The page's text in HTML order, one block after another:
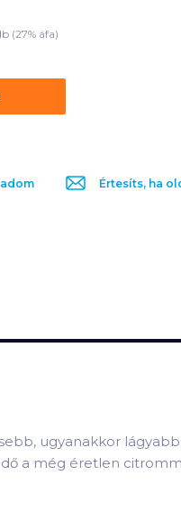
(27% áfa)
Értesíts, ha
ugyanakkor
a még éretlen